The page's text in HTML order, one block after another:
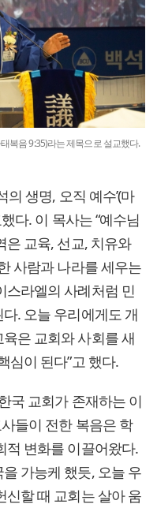
복음 9:35)라는 제목으로 설교했다.
의 생명, 오직 예수’(마
다. 이 목사는 “예수님
은 교육, 선교, 치유와
사람과 나라를 세우는
스라엘의 사례처럼 민
. 오늘 우리에게도 개
은 교회와 사회를 새
심이 된다”고 했다.
국 교회가 존재하는 이
들이 전한 복음은 학
적 변화를 이끌어왔다.
가능케 했듯, 오늘 우
신할 때 교회는 살아 움